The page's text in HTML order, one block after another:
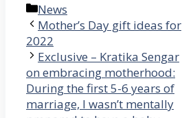
Categories
News
Mother’s Day gift ideas for
2022
Exclusive – Kratika Sengar
on embracing motherhood:
During the first 5-6 years of
marriage, I wasn’t mentally